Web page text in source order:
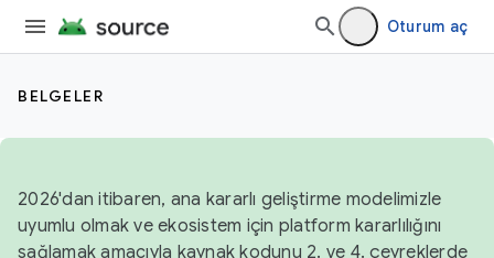
Oturum aç
BELGELER
2026'dan itibaren, ana kararlı geliştirme modelimizle
uyumlu olmak ve ekosistem için platform kararlılığını
sağlamak amacıyla kaynak kodunu 2. ve 4. çeyreklerde